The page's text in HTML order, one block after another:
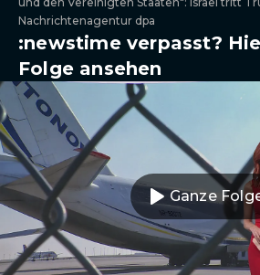
Nachrichtenagentur dpa
:newstime verpasst?
Folge ansehen
Ganze